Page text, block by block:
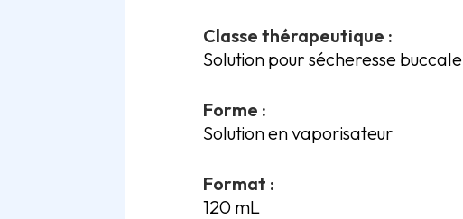
Classe thérapeutique :
Solution pour sécheresse buccale
Forme :
Solution en vaporisateur
Format :
120 mL